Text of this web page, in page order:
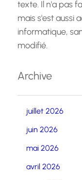
texte. Il n'a pas
mais s'est aussi
informatique,
modifié.
Archive
juillet 2026
juin 2026
mai 2026
avril 2026